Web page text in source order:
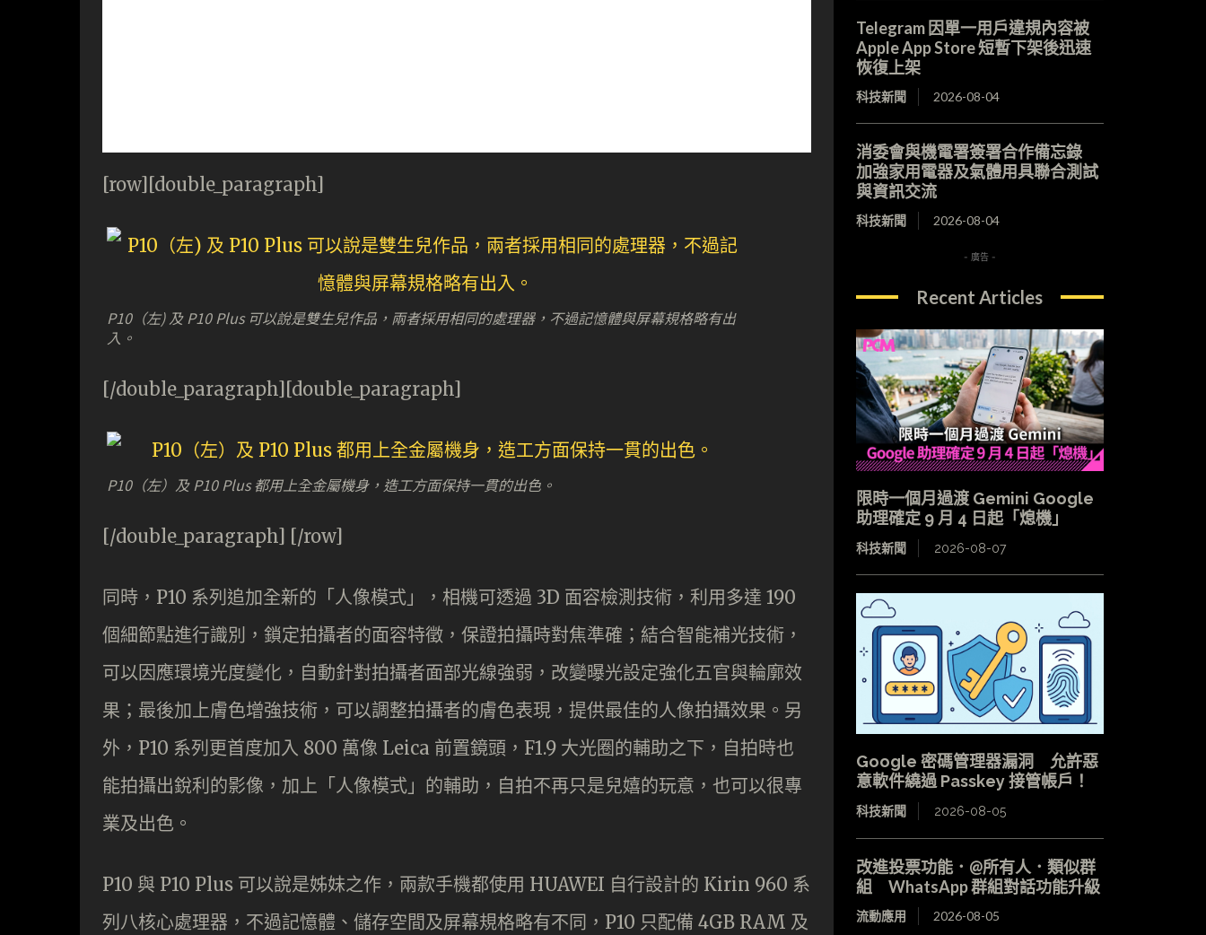
[row][double_paragraph]
P10（左) 及 P10 Plus 可以說是雙生兒作品，兩者採用相同的處理器，不過記憶體與屏幕規格略有出
入。
[/double_paragraph][double_paragraph]
P10（左）及 P10 Plus 都用上全金屬機身，造工方面保持一貫的出色。
[/double_paragraph] [/row]
同時，P10 系列追加全新的「人像模式」，相機可透過 3D 面容檢測技術，利用多達 190
個細節點進行識別，鎖定拍攝者的面容特徵，保證拍攝時對焦準確；結合智能補光技術，
可以因應環境光度變化，自動針對拍攝者面部光線強弱，改變曝光設定強化五官與輪廓效
果；最後加上膚色增強技術，可以調整拍攝者的膚色表現，提供最佳的人像拍攝效果。另
外，P10 系列更首度加入 800 萬像 Leica 前置鏡頭，F1.9 大光圈的輔助之下，自拍時也
能拍攝出銳利的影像，加上「人像模式」的輔助，自拍不再只是兒嬉的玩意，也可以很專
業及出色。
P10 與 P10 Plus 可以說是姊妹之作，兩款手機都使用 HUAWEI 自行設計的 Kirin 960 系
列八核心處理器，不過記憶體、儲存空間及屏幕規格略有不同，P10 只配備 4GB RAM 及
Telegram 因單一用戶違規內容被
Apple App Store 短暫下架後迅速
恢復上架
科技新聞 2026-08-04
消委會與機電署簽署合作備忘錄
加強家用電器及氣體用具聯合測試
與資訊交流
科技新聞 2026-08-04
- 廣告 -
Recent Articles
限時一個月過渡 Gemini Google
助理確定 9 月 4 日起「熄機」
科技新聞 2026-08-07
Google 密碼管理器漏洞 允許惡
意軟件繞過 Passkey 接管帳戶！
科技新聞 2026-08-05
改進投票功能．@所有人．類似群
組 WhatsApp 群組對話功能升級
流動應用 2026-08-05